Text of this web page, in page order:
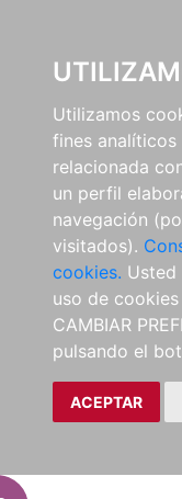
Utilizamos
fines
relacionada
un perfil
navegación
visitados).
cookies. Usted
uso de
CAMBIAR
pulsando el
ACEPTAR